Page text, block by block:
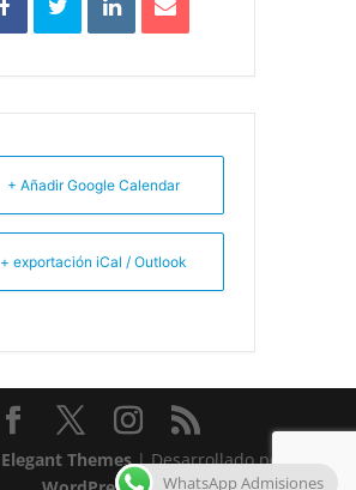
+ Añadir Google Calendar
+ exportación iCal / Outlook
Elegant Themes| Desarrollado por
WhatsApp Admisiones